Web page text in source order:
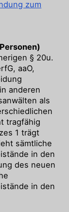
zum
§ 20u.
aaO,
anderen
als
tragfähig
1 trägt
sämtliche
in den
des neuen
in den